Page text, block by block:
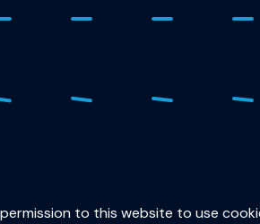
to this website to use